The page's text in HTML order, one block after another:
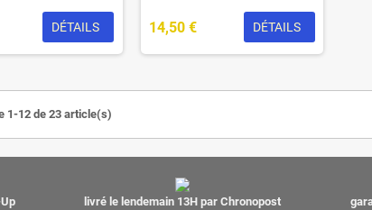
DÉTAILS 14,50 € DÉTAILS
1-12 de 23 article(s)
livré le lendemain 13H par Chronopost